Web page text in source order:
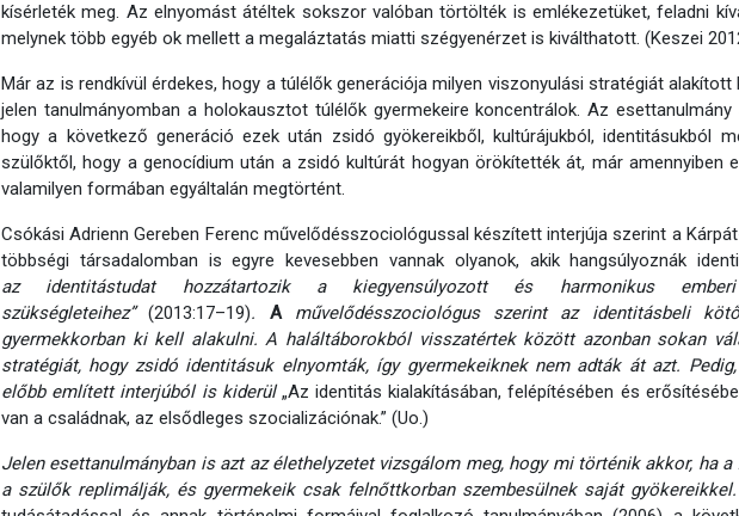
kísérleték meg. Az elnyomást átéltek sokszor valóban törtölték is emlékezetüket, feladni
melynek több egyéb ok mellett a megaláztatás miatti szégyenérzet is kiválthatott. (Keszei
Már az is rendkívül érdekes, hogy a túlélők generációja milyen viszonyulási stratégiát alakított
jelen tanulmányomban a holokausztot túlélők gyermekeire koncentrálok. Az
hogy a következő generáció ezek után zsidó gyökereikből, kultúrájukból, identitásukból
szülőktől, hogy a genocídium után a zsidó kultúrát hogyan örökítették át, már amennyiben
valamilyen formában egyáltalán megtörtént.
Csókási Adrienn Gereben Ferenc művelődésszociológussal készített interjúja szerint a
többségi társadalomban is egyre kevesebben vannak olyanok, akik hangsúlyoznák
az identitástudat hozzátartozik a kiegyensúlyozott és harmonikus emberi
szükségleteihez”(2013:17–19). A művelődésszociológus szerint az identitásbeli
gyermekkorban ki kell alakulni. A haláltáborokból visszatértek között azonban sokan
stratégiát, hogy zsidó identitásuk elnyomták, így gyermekeiknek nem adták át azt.
előbb említett interjúból is kiderül„Az identitás kialakításában, felépítésében és
van a családnak, az elsődleges szocializációnak.” (Uo.)
Jelen esettanulmányban is azt az élethelyzetet vizsgálom meg, hogy mi történik akkor, ha
a szülők replimálják, és gyermekeik csak felnőttkorban szembesülnek saját gyökereikkel.